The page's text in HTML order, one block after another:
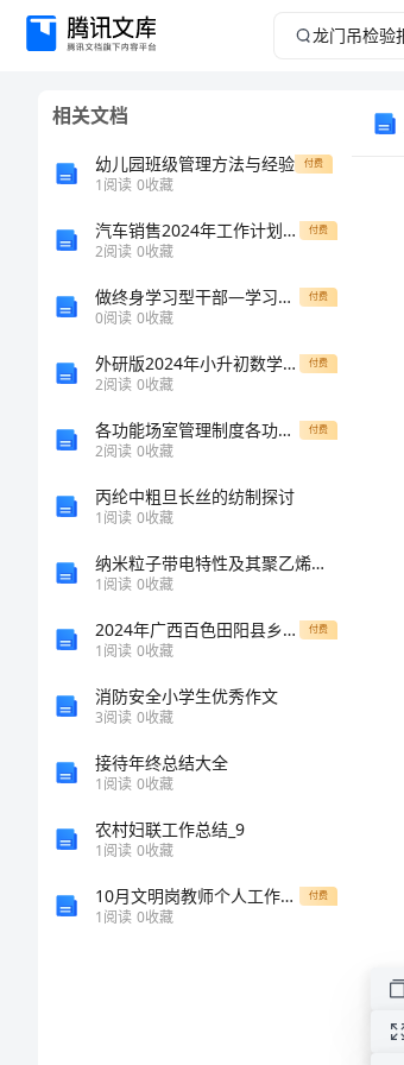
龙
相关文档
幼儿园班级管理方法与经验 付费
1阅读 0收藏
汽车销售2024年工作计划范文 付费
2阅读 0收藏
做终身学习型干部—学习《干部教育培训条例》有感 付费
0阅读 0收藏
外研版2024年小升初数学能力提升试题A卷 附解析 付费
2阅读 0收藏
各功能场室管理制度各功能室管理人员工作职责 付费
2阅读 0收藏
丙纶中粗旦长丝的纺制探讨
1阅读 0收藏
纳米粒子带电特性及其聚乙烯纳米复合材料性能研究的开题报告
1阅读 0收藏
2024年广西百色田阳县乡镇事业单位招聘9人历年高频难、易点（公务员考试共200题）模拟试卷带答案（基础题） 付费
1阅读 0收藏
消防安全小学生优秀作文
3阅读 0收藏
接待年终总结大全
1阅读 0收藏
农村妇联工作总结_9
1阅读 0收藏
10月文明岗教师个人工作总结范文 付费
1阅读 0收藏